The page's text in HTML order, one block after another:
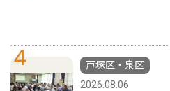
4
戸塚区・泉区
2026.08.06